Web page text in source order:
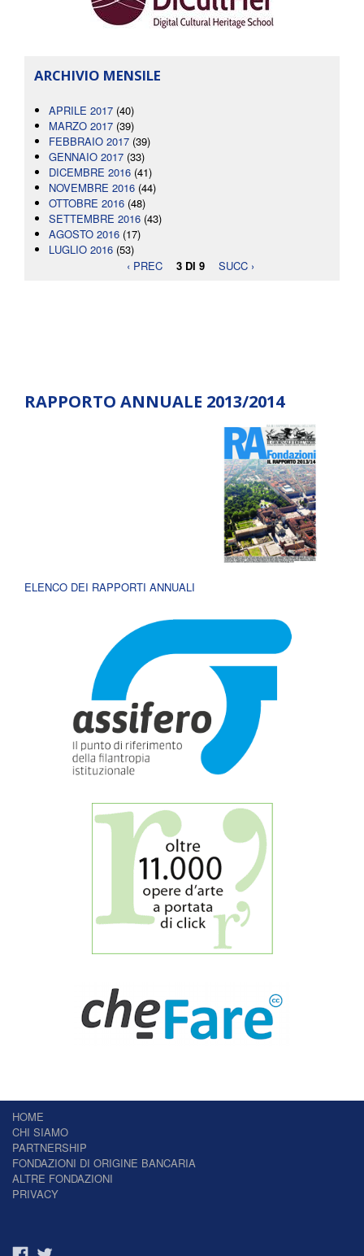
ARCHIVIO MENSILE
APRILE 2017 (40)
MARZO 2017 (39)
FEBBRAIO 2017 (39)
GENNAIO 2017 (33)
DICEMBRE 2016 (41)
NOVEMBRE 2016 (44)
OTTOBRE 2016 (48)
SETTEMBRE 2016 (43)
AGOSTO 2016 (17)
LUGLIO 2016 (53)
‹ PREC
3 DI 9 SUCC ›
RAPPORTO ANNUALE 2013/2014
ELENCO DEI RAPPORTI ANNUALI
HOME
CHI SIAMO
PARTNERSHIP
FONDAZIONI DI ORIGINE BANCARIA
ALTRE FONDAZIONI
PRIVACY